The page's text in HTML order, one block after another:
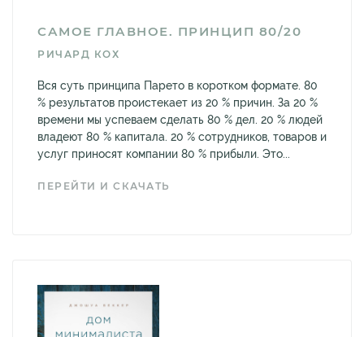
САМОЕ ГЛАВНОЕ. ПРИНЦИП 80/20
РИЧАРД КОХ
Вся суть принципа Парето в коротком формате. 80
% результатов проистекает из 20 % причин. За 20 %
времени мы успеваем сделать 80 % дел. 20 % людей
владеют 80 % капитала. 20 % сотрудников, товаров и
услуг приносят компании 80 % прибыли. Это...
ПЕРЕЙТИ И СКАЧАТЬ